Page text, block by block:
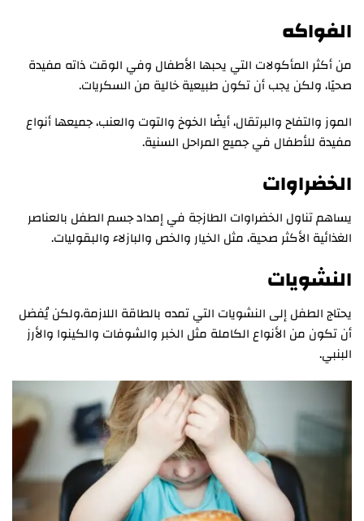
الفواكه
من أكثر المأكولات التي يحبها الأطفال وفي الوقت ذاته مفيدة
صحيًا، ولكن يجب أن تكون طبيعية خالية من السكريات.
الموز والتفاح والبرتقال، أيضًا الخوخ والتوت والعنب، جميعها أنواع
مفيدة للأطفال في جميع المراحل السنية.
الخضراوات
يساهم تناول الخضراوات الطازجة في إمداد جسم الطفل بالعناصر
الغذائية الأكثر صحية، مثل الخيار والخص والبازلاء والبقوليات.
النشويات
يحتاج الطفل إلى النشويات التي تمده بالطاقة اللازمة،ولكن يُفضل
أن تكون من الأنواع الكاملة مثل الخبر والشوفات والكينوا والأرز
البنبي.